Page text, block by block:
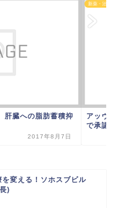
肝臓への脂肪蓄積抑
2017年8月7日
新薬・治療
アッヴ
で承認
を変える！ソホスブビル
)